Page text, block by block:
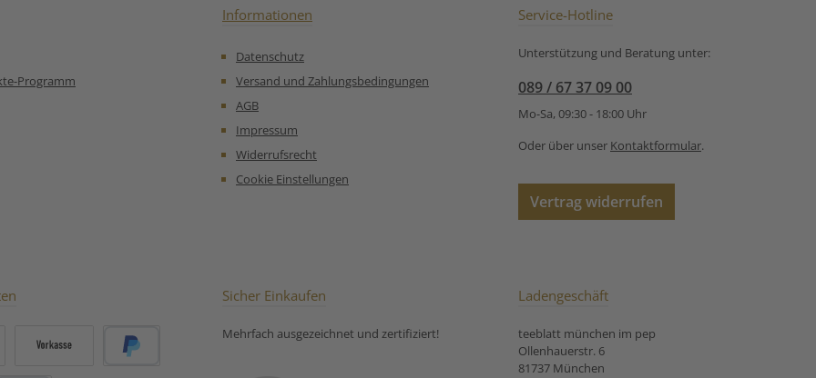
Zitronenschalen, schwarzer
für Naturbelassener
Kräutertee Ingwer &
Anbau Unsere
für Bio Kräutertee Chai
Classic
Programm
Informationen
Datenschutz
Versand und Zahlungsbedingungen
AGB
Impressum
Widerrufsrecht
Cookie Einstellungen
Service-Hotline
Unterstützung und Beratung unter:
089 / 67 37 09 00
Mo-Sa, 09:30 - 18:00 Uhr
Oder über unser Kontaktformular.
Vertrag widerrufen
Sicher Einkaufen
Mehrfach ausgezeichnet und zertifiziert!
Ladengeschäft
teeblatt münchen im pep
Ollenhauerstr. 6
81737 München